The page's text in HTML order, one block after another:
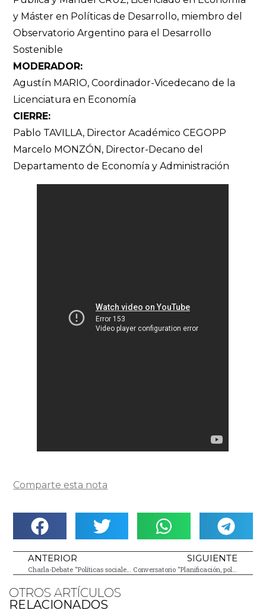
y Máster en Políticas de Desarrollo, miembro del
Observatorio Argentino para el Desarrollo
Sostenible
MODERADOR:
Agustín MARIO, Coordinador-Vicedecano de la
Licenciatura en Economía
CIERRE:
Pablo TAVILLA, Director Académico CEGOPP
Marcelo MONZÓN, Director-Decano del
Departamento de Economía y Administración
Comparte esta nota
ANTERIOR
Charla-Debate “Políticas sociales: derechos, territorios y comunidades”
SIGUIENTE
Conversatorio “Planificación, políticas públicas y desarrollo”
OTROS ARTÍCULOS
RELACIONADOS